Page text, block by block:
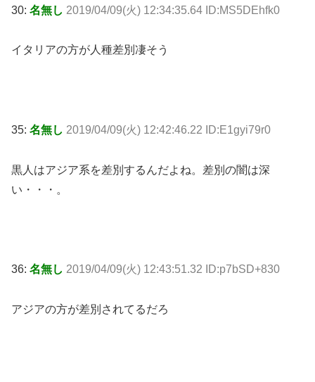
30: 名無し 2019/04/09(火) 12:34:35.64 ID:MS5DEhfk0
イタリアの方が人種差別凄そう
35: 名無し 2019/04/09(火) 12:42:46.22 ID:E1gyi79r0
黒人はアジア系を差別するんだよね。差別の闇は深
い・・・。
36: 名無し 2019/04/09(火) 12:43:51.32 ID:p7bSD+830
アジアの方が差別されてるだろ